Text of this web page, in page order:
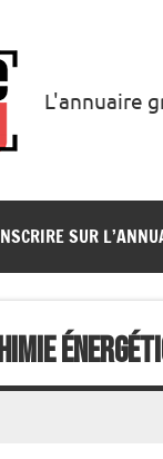
L'annuaire
SUR